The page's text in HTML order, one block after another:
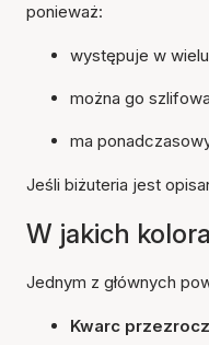
ponieważ:
występuje w
można go
ma
Jeśli biżuteria jest
W jakich
Jednym z głównych
Kwarc